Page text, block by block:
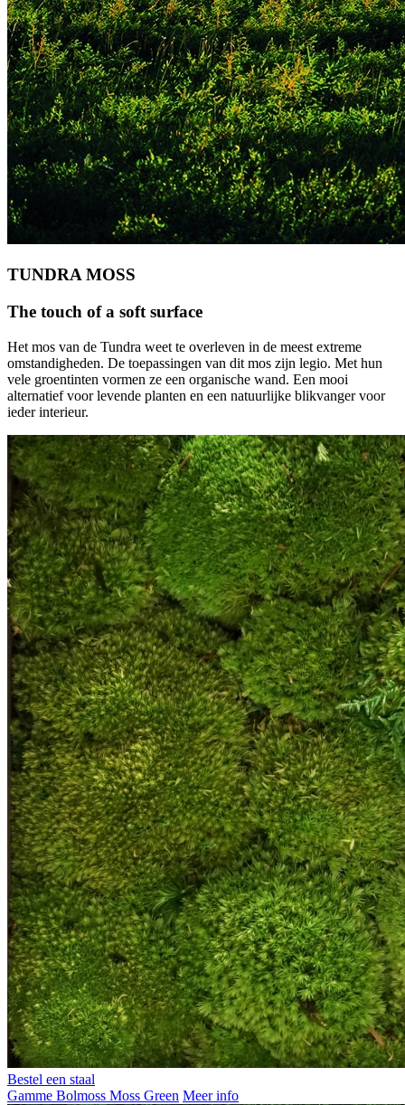
TUNDRA MOSS
The touch of a soft surface
Het mos van de Tundra weet te overleven in de meest extreme
omstandigheden. De toepassingen van dit mos zijn legio. Met hun
vele groentinten vormen ze een organische wand. Een mooi
alternatief voor levende planten en een natuurlijke blikvanger voor
ieder interieur.
Bestel een staal
Gamme Bolmoss Moss Green Meer info